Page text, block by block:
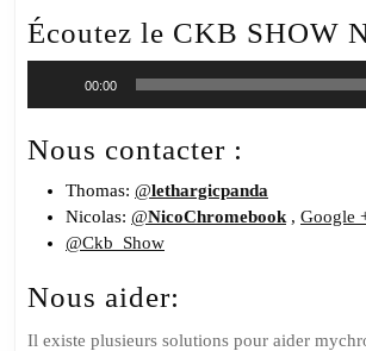
Écoutez le CKB SHOW
00:00
Nous contacter :
Thomas: @lethargicpanda
Nicolas: @NicoChromebook , Google
@Ckb_Show
Nous aider:
Il existe plusieurs solutions pour aider